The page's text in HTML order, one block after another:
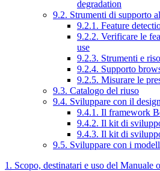
degradation
9.2. Strumenti di supporto
9.2.1. Feature
9.2.2. Verificare le
use
9.2.3. Strumenti e
9.2.4. Supporto
9.2.5. Misurare le
9.3. Catalogo del riuso
9.4. Sviluppare con il
9.4.1. Il framework
9.4.2. Il kit di
9.4.3. Il kit di
9.5. Sviluppare con i
1. Scopo, destinatari e uso del Manuale